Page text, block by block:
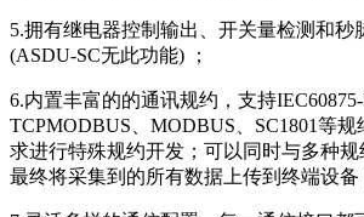
5.拥有继电器控制输出、开关量检测和秒
(ASDU-SC无此功能) ；
6.内置丰富的的通讯规约，支持
TCPMODBUS、MODBUS、SC1801等
求进行特殊规约开发；可以同时与多种规
最终将采集到的所有数据上传到终端设备